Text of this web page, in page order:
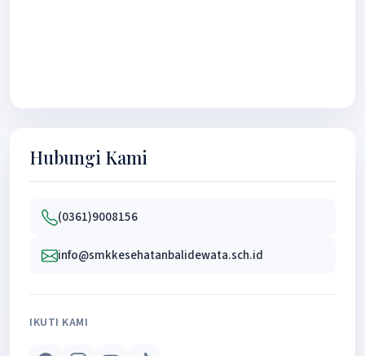
Hubungi Kami
(0361)9008156
info@smkkesehatanbalidewata.sch.id
IKUTI KAMI